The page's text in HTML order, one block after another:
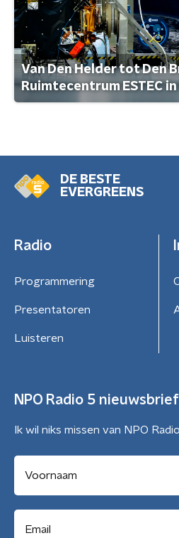
Van Den Helder tot Den
Ruimtecentrum ESTEC
DE BESTE
EVERGREENS
Radio
Programmering
Presentatoren
Luisteren
NPO Radio 5 nieuwsbrief
Ik wil niks missen van NPO